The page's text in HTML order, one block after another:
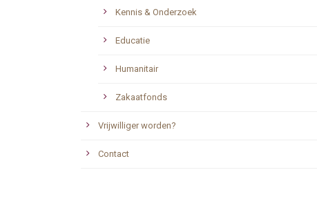
Kennis & Onderzoek
Educatie
Humanitair
Zakaatfonds
Vrijwilliger worden?
Contact